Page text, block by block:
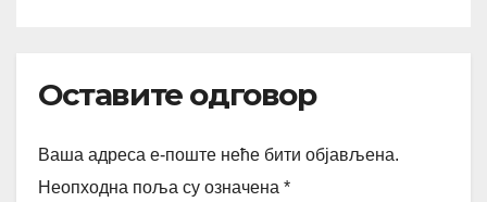
Оставите одговор
Ваша адреса е-поште неће бити објављена.
Неопходна поља су означена *